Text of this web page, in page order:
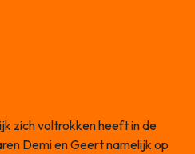
zich voltrokken heeft in de
Demi en Geert namelijk op